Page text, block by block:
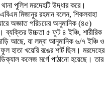
পুলিশ মরদেহটি উদ্ধার করে।
মিজানুর রহমান বলেন, শিকলবাহা
অজ্ঞাত পরিচয়ের অনুমানিক (৪৫)
উচ্চতা ৫ ফুট ৪ ইঞ্চি, শারীরিক
আছে, যা লম্বা আনুমানিক ৬/৭ ইঞ্চি ও
হাতা খয়েরি রঙের শার্ট ছিল। মরদেহের
কলেজ মর্গে পাঠানো হয়েছে। তার